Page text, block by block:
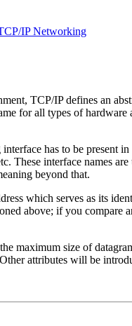
IP Networking
TCP/IP defines an
for all types of
has to be present
These interface names
beyond that.
which serves as its
above; if you compare
maximum size of
attributes will be